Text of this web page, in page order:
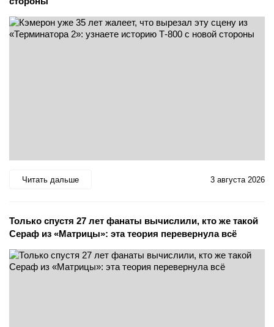
Читать дальше 3 августа 2026
Только спустя 27 лет фанаты вычислили, кто же такой
Сераф из «Матрицы»: эта теория перевернула всё